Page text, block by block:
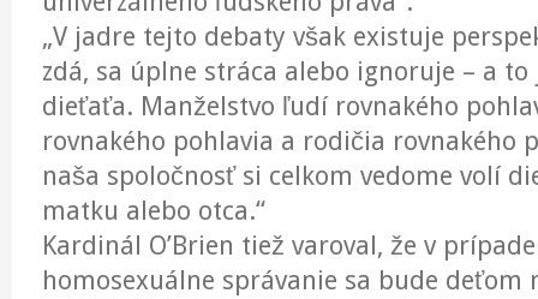
„V jadre tejto debaty však existuje
zdá, sa úplne stráca alebo ignoruje – a to
dieťaťa. Manželstvo ľudí rovnakého
rovnakého pohlavia a rodičia rovnakého
naša spoločnosť si celkom vedome volí
matku alebo otca.“
Kardinál O’Brien tiež varoval, že v
homosexuálne správanie sa bude deťom